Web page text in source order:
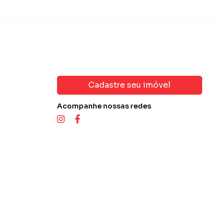
Cadastre seu imóvel
Acompanhe nossas redes